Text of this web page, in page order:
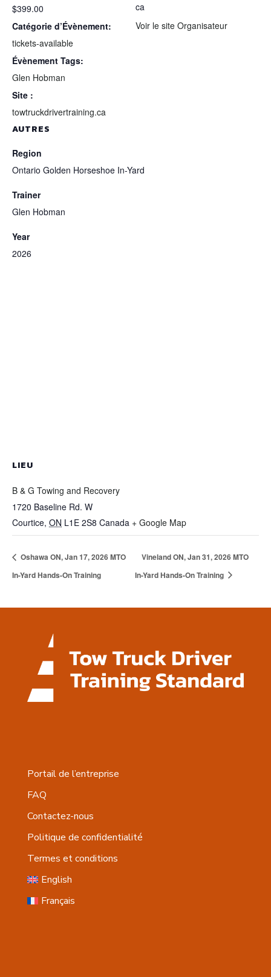
$399.00
Catégorie d’Évènement:
tickets-available
Évènement Tags:
Glen Hobman
Site :
towtruckdrivertraining.ca
ca
Voir le site Organisateur
AUTRES
Region
Ontario Golden Horseshoe In-Yard
Trainer
Glen Hobman
Year
2026
LIEU
B & G Towing and Recovery
1720 Baseline Rd. W
Courtice, ON L1E 2S8 Canada + Google Map
Oshawa ON, Jan 17, 2026 MTO
In-Yard Hands-On Training
Vineland ON, Jan 31, 2026 MTO
In-Yard Hands-On Training
Portail de l’entreprise
FAQ
Contactez-nous
Politique de confidentialité
Termes et conditions
English
Français